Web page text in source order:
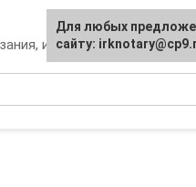
инструкция, аналоги
Для любых
сайту: